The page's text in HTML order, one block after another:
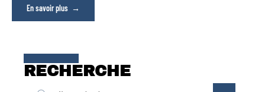
En savoir plus
RECHERCHE